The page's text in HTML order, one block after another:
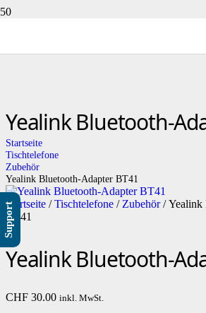
Yealink Bluetooth-
Startseite
Tischtelefone
Zubehör
Yealink Bluetooth-Adapter BT41
Startseite /Tischtelefone / Zubehör/ Yealink
BT41
Yealink Bluetooth-
CHF 30.00 inkl. MwSt.
Support